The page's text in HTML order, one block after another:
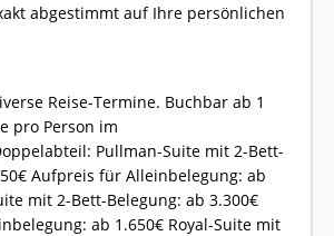
abgestimmt auf Ihre persönlichen
Reise-Termine. Buchbar ab 1
pro Person im
Pullman-Suite mit 2-Bett-
Aufpreis für Alleinbelegung: ab
mit 2-Bett-Belegung: ab 3.300€
ab 1.650€ Royal-Suite mit